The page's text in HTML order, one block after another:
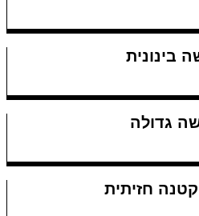
בינונית
גדולה
חזיתית